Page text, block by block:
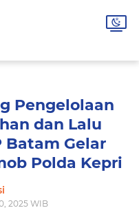
Pengelolaan
dan Lalu
Batam Gelar
Polda Kepri
2025 WIB